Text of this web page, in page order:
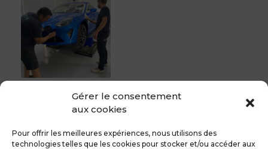
Gérer le consentement
aux cookies
Pour offrir les meilleures expériences, nous utilisons des
technologies telles que les cookies pour stocker et/ou accéder aux
Nouveauté : Le revêtement céramique
Le revêtement céramique NOUVEAUTé chez MDCS
BEZIERS Le revêtement céramique permet de protéger
votre...